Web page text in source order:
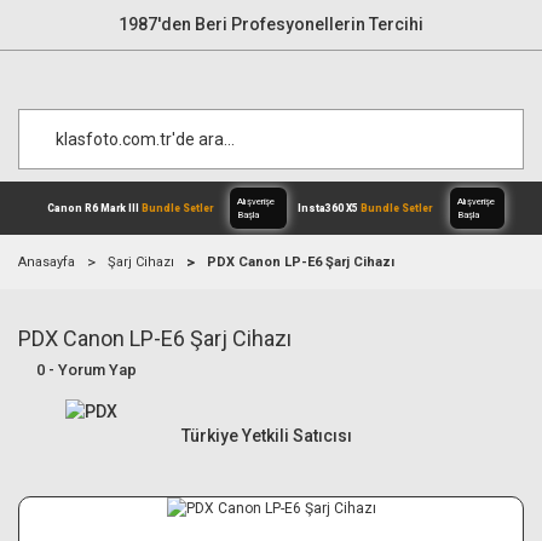
1987'den Beri Profesyonellerin Tercihi
Canon R6 Mark IIIBundle Setler
Anasayfa Şarj Cihazı PDX Canon LP-E6 Şarj Cihazı
PDX Canon LP-E6 Şarj Cihazı
0 - Yorum Yap
Türkiye Yetkili Satıcısı